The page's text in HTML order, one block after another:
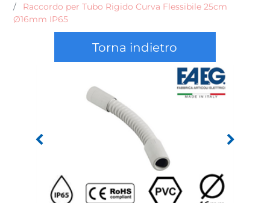
Raccordo per Tubo Rigido Curva Flessibile 25cm
Ø16mm IP65
Torna indietro